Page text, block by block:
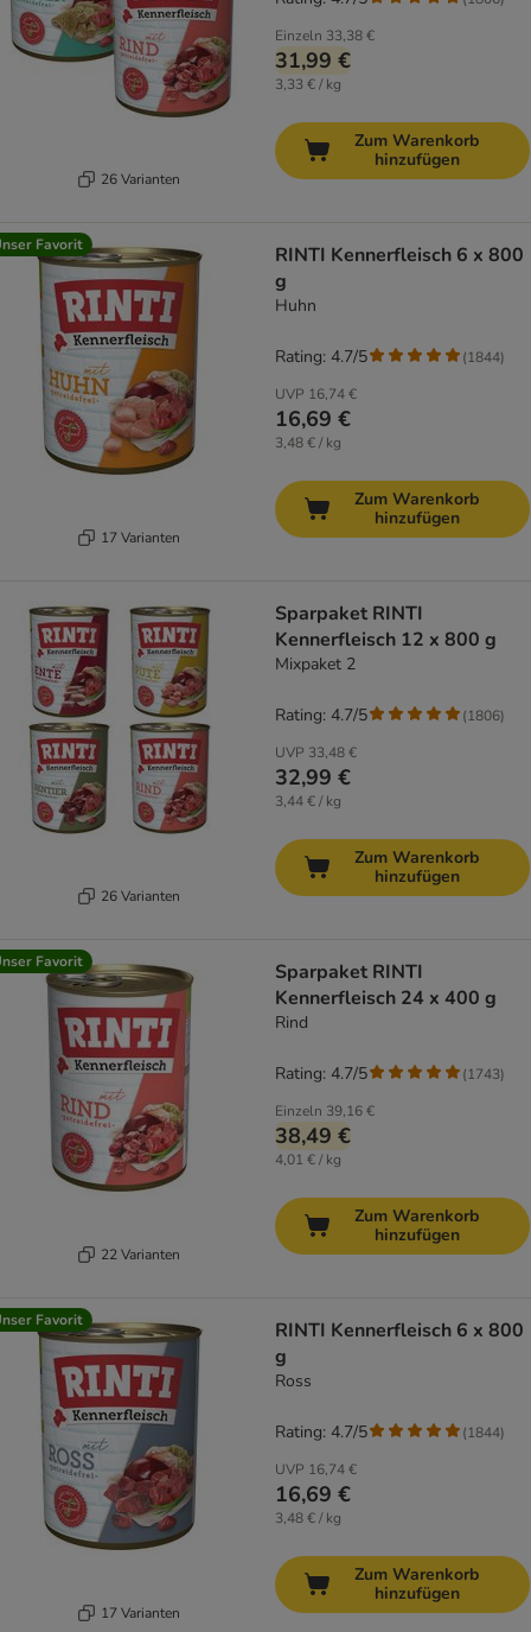
26 Varianten
Einzeln 33,38 €
31,99 €
3,33 € / kg
Zum Warenkorb
hinzufügen
Favorit
17 Varianten
RINTI Kennerfleisch 6 x 800
g
Huhn
UVP 16,74 €
16,69 €
3,48 € / kg
Rating: 4.7/5 (1844)
Zum Warenkorb
hinzufügen
26 Varianten
Sparpaket RINTI
Kennerfleisch 12 x 800 g
Mixpaket 2
UVP 33,48 €
32,99 €
3,44 € / kg
Rating: 4.7/5 (1806)
Zum Warenkorb
hinzufügen
Favorit
22 Varianten
Sparpaket RINTI
Kennerfleisch 24 x 400 g
Rind
Einzeln 39,16 €
38,49 €
4,01 € / kg
Rating: 4.7/5 (1743)
Zum Warenkorb
hinzufügen
Favorit
17 Varianten
RINTI Kennerfleisch 6 x 800
g
Ross
UVP 16,74 €
16,69 €
3,48 € / kg
Rating: 4.7/5 (1844)
Zum Warenkorb
hinzufügen